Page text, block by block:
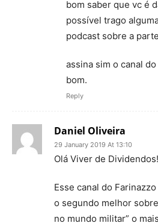
bom saber que vc é
possível trago
podcast sobre a
assina sim o canal
bom.
Reply
Daniel Oliveira
29 January 2019 At 13:10
Olá Viver de Dividendos!
Esse canal do
o segundo melhor
no mundo militar” o